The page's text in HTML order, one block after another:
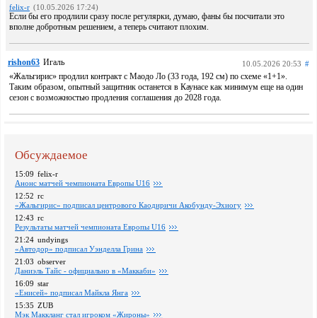
felix-r (10.05.2026 17:24)
Если бы его продлили сразу после регулярки, думаю, фаны бы посчитали это
вполне добротным решением, а теперь считают плохим.
rishon63 Игаль 10.05.2026 20:53 #
«Жальгирис» продлил контракт с Маодо Ло (33 года, 192 см) по схеме «1+1».
Таким образом, опытный защитник останется в Каунасе как минимум еще на один
сезон с возможностью продления соглашения до 2028 года.
Обсуждаемое
15:09 felix-r
Анонс матчей чемпионата Европы U16
12:52 rc
«Жальгирис» подписал центрового Каодиричи Акобунду-Эхиогу
12:43 rc
Pезультаты матчей чемпионата Европы U16
21:24 undyings
«Автодор» подписал Уэнделла Грина
21:03 observer
Даниэль Тайс - официально в «Маккаби»
16:09 star
«Енисей» подписал Майкла Янга
15:35 ZUB
Мэк Маккланг стал игроком «Жироны»